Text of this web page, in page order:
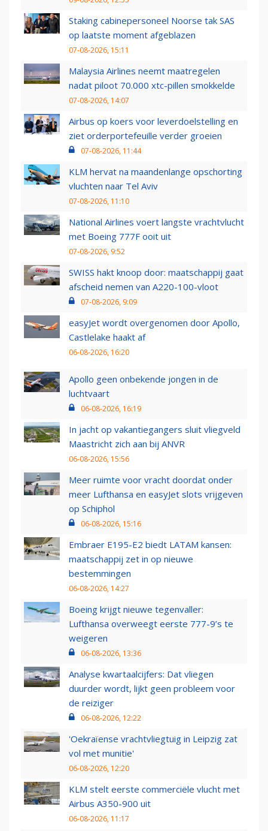
Staking cabinepersoneel Noorse tak SAS
op laatste moment afgeblazen
07-08-2026, 15:11
Malaysia Airlines neemt maatregelen
nadat piloot 70.000 xtc-pillen smokkelde
07-08-2026, 14:07
Airbus op koers voor leverdoelstelling en
ziet orderportefeuille verder groeien
07-08-2026, 11:44
KLM hervat na maandenlange opschorting
vluchten naar Tel Aviv
07-08-2026, 11:10
National Airlines voert langste vrachtvlucht
met Boeing 777F ooit uit
07-08-2026, 9:52
SWISS hakt knoop door: maatschappij gaat
afscheid nemen van A220-100-vloot
07-08-2026, 9:09
easyJet wordt overgenomen door Apollo,
Castlelake haakt af
06-08-2026, 16:20
Apollo geen onbekende jongen in de
luchtvaart
06-08-2026, 16:19
In jacht op vakantiegangers sluit vliegveld
Maastricht zich aan bij ANVR
06-08-2026, 15:56
Meer ruimte voor vracht doordat onder
meer Lufthansa en easyJet slots vrijgeven
op Schiphol
06-08-2026, 15:16
Embraer E195-E2 biedt LATAM kansen:
maatschappij zet in op nieuwe
bestemmingen
06-08-2026, 14:27
Boeing krijgt nieuwe tegenvaller:
Lufthansa overweegt eerste 777-9’s te
weigeren
06-08-2026, 13:36
Analyse kwartaalcijfers: Dat vliegen
duurder wordt, lijkt geen probleem voor
de reiziger
06-08-2026, 12:22
'Oekraïense vrachtvliegtuig in Leipzig zat
vol met munitie'
06-08-2026, 12:20
KLM stelt eerste commerciële vlucht met
Airbus A350-900 uit
06-08-2026, 11:17